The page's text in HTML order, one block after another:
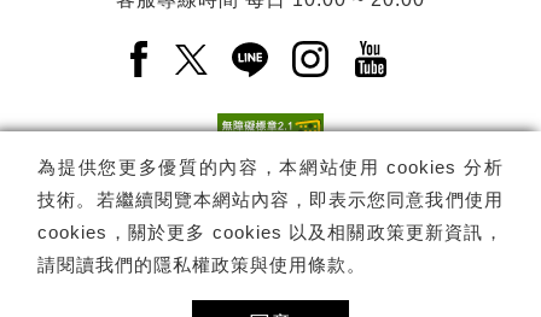
為提供您更多優質的內容，本網站使用 cookies 分析
技術。若繼續閱覽本網站內容，即表示您同意我們使用
cookies，關於更多 cookies 以及相關政策更新資訊，
請閱讀我們的隱私權政策與使用條款 。
Facebook(另開新視窗)
X(另開新視窗)
LINE(另開新視窗)
Instagram(另開新視
YouTube(另開
電子報訂閱 訂閱
Copyright © 國家表演藝術中心 -衛武營國家藝術文化中心